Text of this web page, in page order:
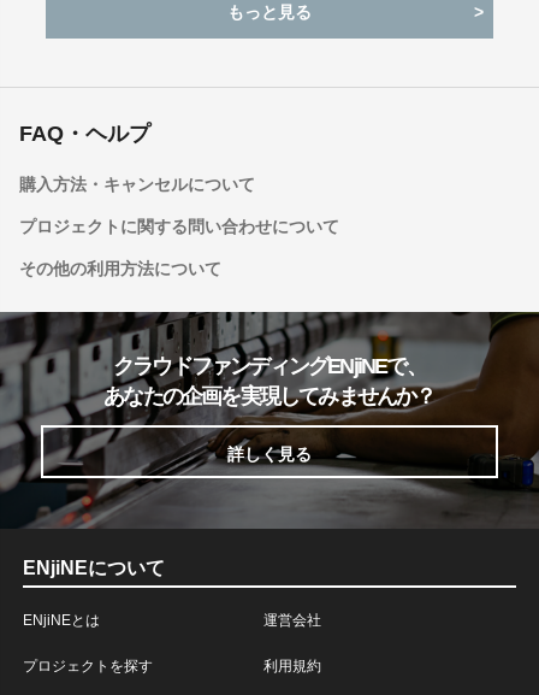
もっと見る
FAQ・ヘルプ
購入方法・キャンセルについて
プロジェクトに関する問い合わせについて
その他の利用方法について
クラウドファンディングENjiNEで、
あなたの企画を実現してみませんか？
詳しく見る
ENjiNEについて
ENjiNEとは
プロジェクトを探す
運営会社
利用規約